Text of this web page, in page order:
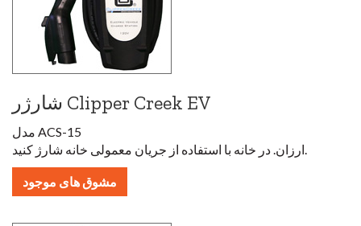
شارژر Clipper Creek EV
مدل ACS-15
ارزان. در خانه با استفاده از جریان معمولی خانه شارژ کنید.
مشوق های موجود